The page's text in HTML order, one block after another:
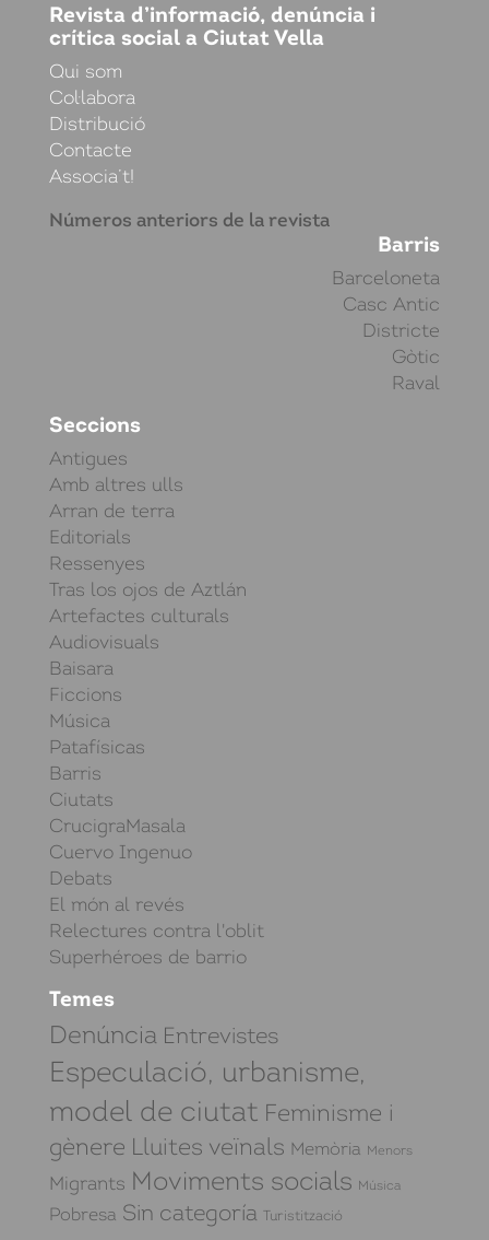
Revista d’informació, denúncia i
crítica social a Ciutat Vella
Qui som
Col·labora
Distribució
Contacte
Associa’t!
Números anteriors de la revista
Barris
Barceloneta
Casc Antic
Districte
Gòtic
Raval
Seccions
Antigues
Amb altres ulls
Arran de terra
Editorials
Ressenyes
Tras los ojos de Aztlán
Artefactes culturals
Audiovisuals
Baisara
Ficcions
Música
Patafísicas
Barris
Ciutats
CrucigraMasala
Cuervo Ingenuo
Debats
El món al revés
Relectures contra l'oblit
Superhéroes de barrio
Temes
Denúncia Entrevistes
Especulació, urbanisme,
model de ciutat Feminisme i
gènere Lluites veïnals Memòria Menors
Migrants Moviments socials Música
Pobresa Sin categoría Turistització